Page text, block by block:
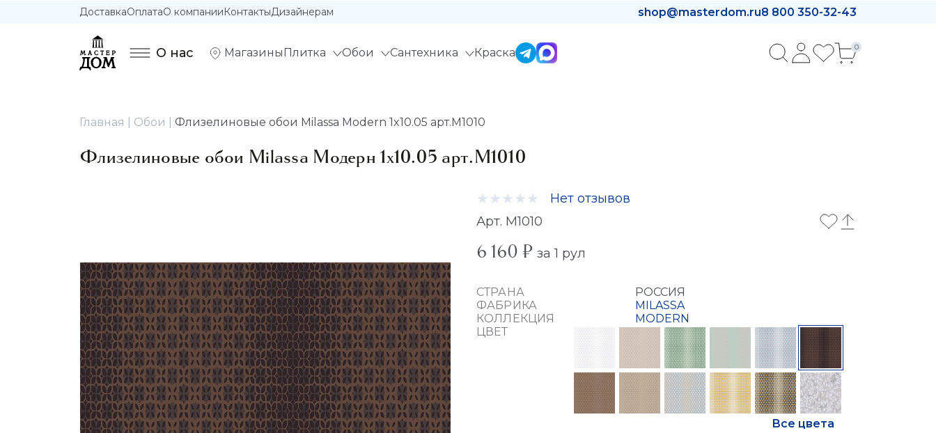
ДоставкаОплатаО компанииКонтактыДизайнерам shop@masterdom.ru8 800 350-32-43
О нас Магазины Плитка Обои Сантехника Краска 0
Главная Обои Флизелиновые обои Milassa Modern 1x10.05 арт.M1010
Флизелиновые обои Milassa Модерн 1x10.05 арт.M1010
Нет отзывов
Арт. M1010
6 160 ₽ за 1 рул
СТРАНА
РОССИЯ
ФАБРИКА
MILASSA
КОЛЛЕКЦИЯ
MODERN
ЦВЕТ
Все цвета